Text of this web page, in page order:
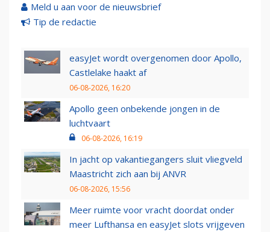
Meld u aan voor de nieuwsbrief
Tip de redactie
easyJet wordt overgenomen door Apollo,
Castlelake haakt af
06-08-2026, 16:20
Apollo geen onbekende jongen in de
luchtvaart
06-08-2026, 16:19
In jacht op vakantiegangers sluit vliegveld
Maastricht zich aan bij ANVR
06-08-2026, 15:56
Meer ruimte voor vracht doordat onder
meer Lufthansa en easyJet slots vrijgeven